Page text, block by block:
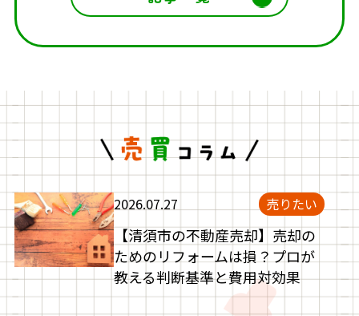
2026.07.27 売りたい
【清須市の不動産売却】売却の
ためのリフォームは損？プロが
教える判断基準と費用対効果